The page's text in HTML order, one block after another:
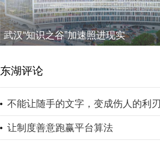
武汉“知识之谷”加速照进现实
东湖评论
不能让随手的文字，变成伤人的利刃
让制度善意跑赢平台算法